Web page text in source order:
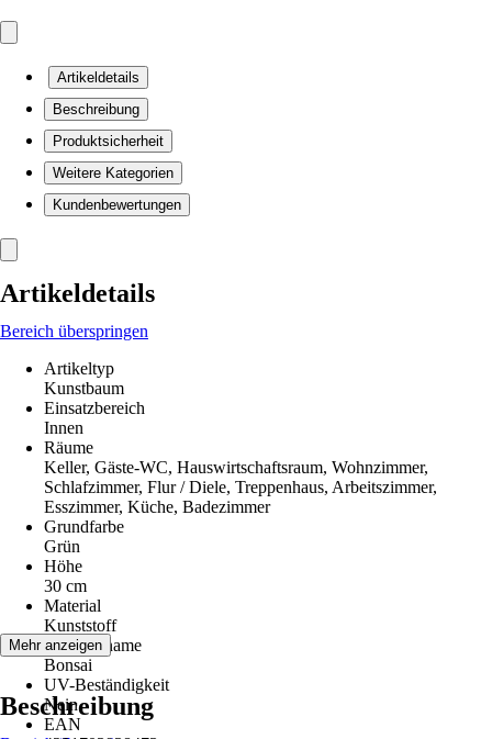
Artikeldetails
Beschreibung
Produktsicherheit
Weitere Kategorien
Kundenbewertungen
Artikeldetails
Bereich überspringen
Artikeltyp
Kunstbaum
Einsatzbereich
Innen
Räume
Keller, Gäste-WC, Hauswirtschaftsraum, Wohnzimmer,
Schlafzimmer, Flur / Diele, Treppenhaus, Arbeitszimmer,
Esszimmer, Küche, Badezimmer
Grundfarbe
Grün
Höhe
30 cm
Material
Kunststoff
Pflanzenname
Bonsai
UV-Beständigkeit
Nein
EAN
Mehr anzeigen
Beschreibung